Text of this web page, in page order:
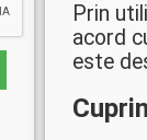
Prin
acord
este